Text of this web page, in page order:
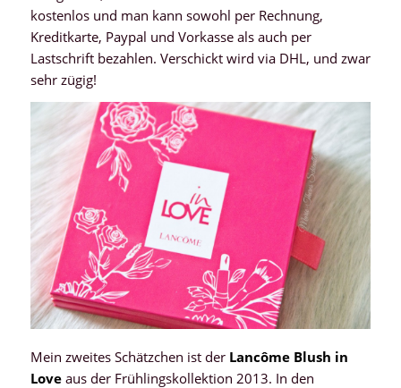
kostenlos und man kann sowohl per Rechnung,
Kreditkarte, Paypal und Vorkasse als auch per
Lastschrift bezahlen. Verschickt wird via DHL, und zwar
sehr zügig!
Mein zweites Schätzchen ist der Lancôme Blush in
Loveaus der Frühlingskollektion 2013. In den